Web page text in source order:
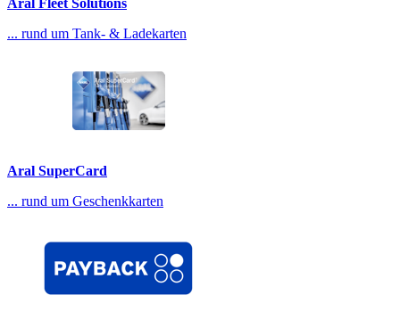
Aral Fleet Solutions
... rund um Tank- & Ladekarten
Aral SuperCard
... rund um Geschenkkarten